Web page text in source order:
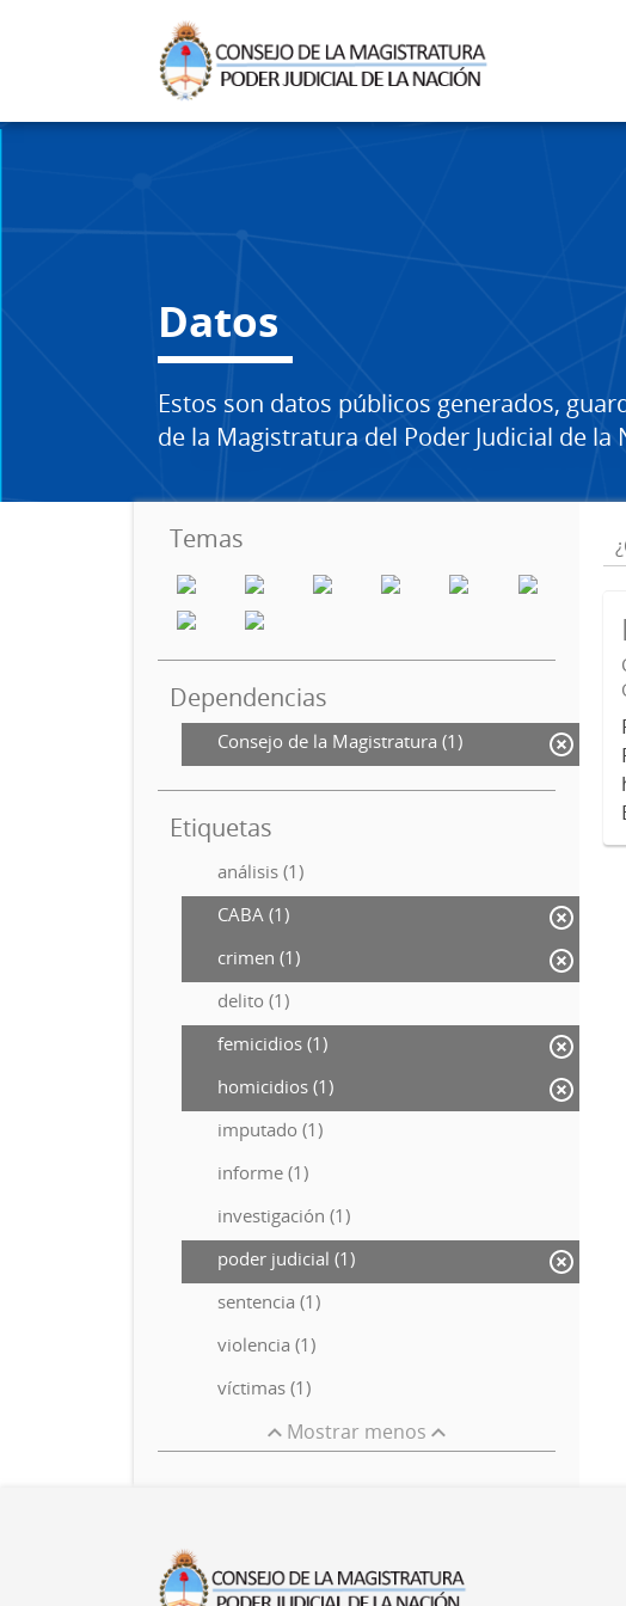
Datos
Estos son datos públicos generados,
de la Magistratura del Poder Judicial de la
Temas
Dependencias
Consejo de la Magistratura (1)
Etiquetas
análisis (1)
CABA (1)
crimen (1)
delito (1)
femicidios (1)
homicidios (1)
imputado (1)
informe (1)
investigación (1)
poder judicial (1)
sentencia (1)
violencia (1)
víctimas (1)
Mostrar menos